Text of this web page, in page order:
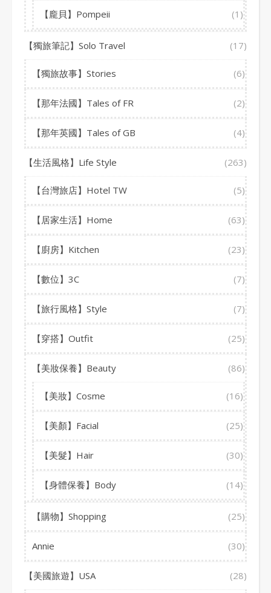
【龐貝】Pompeii (1)
【獨旅筆記】Solo Travel (17)
【獨旅故事】Stories (6)
【那年法國】Tales of FR (2)
【那年英國】Tales of GB (4)
【生活風格】Life Style (263)
【台灣旅店】Hotel TW (5)
【居家生活】Home (63)
【廚房】Kitchen (23)
【數位】3C (7)
【旅行風格】Style (7)
【穿搭】Outfit (25)
【美妝保養】Beauty (86)
【美妝】Cosme (16)
【美顏】Facial (25)
【美髮】Hair (30)
【身體保養】Body (14)
【購物】Shopping (25)
Annie (30)
【美國旅遊】USA (28)